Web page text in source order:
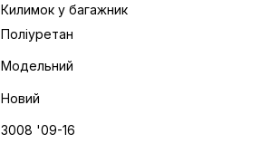
Килимок у багажник
Поліуретан
Модельний
Новий
3008 '09-16